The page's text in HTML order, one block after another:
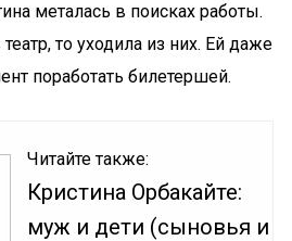
металась в поисках работы.
то уходила из них. Ей даже
поработать билетершей.
Читайте также:
Кристина Орбакайте:
муж и дети (сыновья и